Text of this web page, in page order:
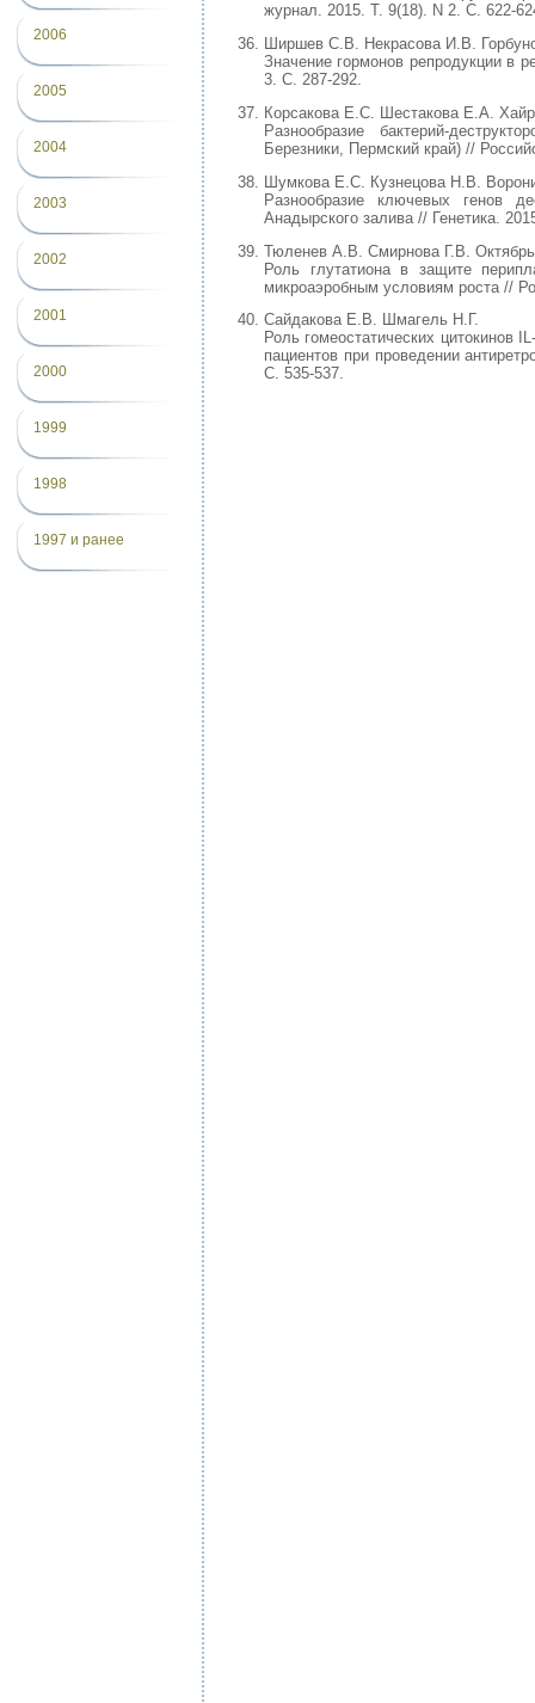
2006
2005
2004
2003
2002
2001
2000
1999
1998
1997 и ранее
журнал. 2015. Т. 9(18). N 2. С. 622-
Ширшев С.В. Некрасова И.В.
Значение гормонов репродукции в
3. С. 287-292.
Корсакова Е.С. Шестакова Е.А.
Разнообразие бактерий-
Березники, Пермский край) //
Шумкова Е.С. Кузнецова Н.В.
Разнообразие ключевых генов
Анадырского залива // Генетика.
Тюленев А.В. Смирнова Г.В.
Роль глутатиона в защите
микроаэробным условиям роста //
Сайдакова Е.В. Шмагель Н.Г.
Роль гомеостатических
пациентов при проведении
С. 535-537.